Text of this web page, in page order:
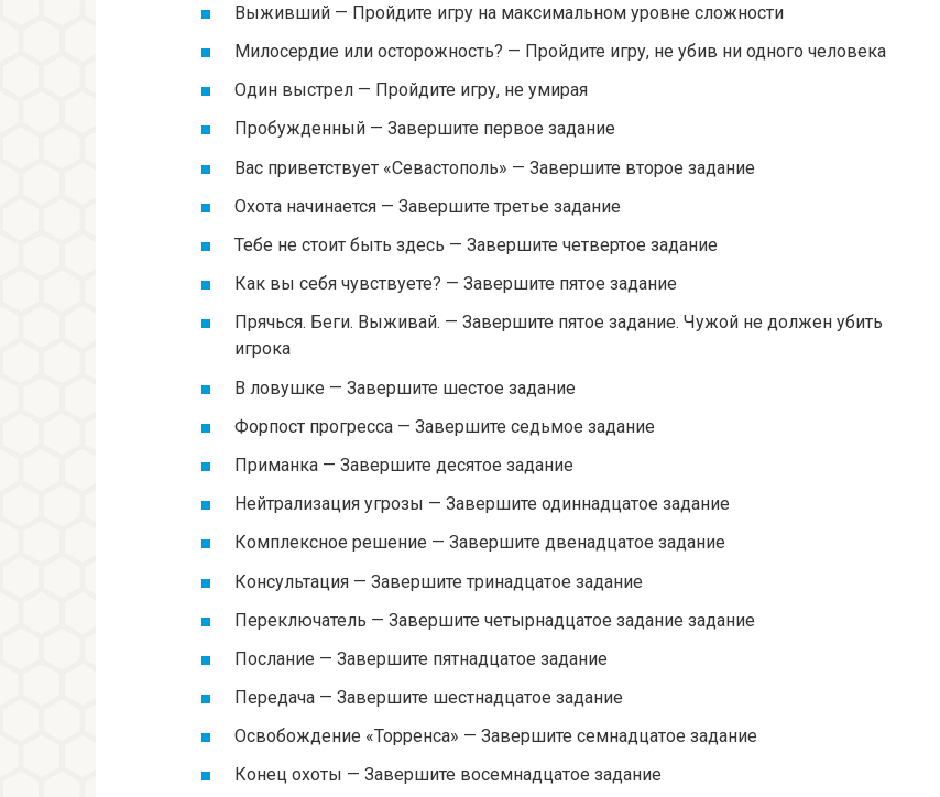
Выживший — Пройдите игру на максимальном уровне сложности
Милосердие или осторожность? — Пройдите игру, не убив ни одного человека
Один выстрел — Пройдите игру, не умирая
Пробужденный — Завершите первое задание
Вас приветствует «Севастополь» — Завершите второе задание
Охота начинается — Завершите третье задание
Тебе не стоит быть здесь — Завершите четвертое задание
Как вы себя чувствуете? — Завершите пятое задание
Прячься. Беги. Выживай. — Завершите пятое задание. Чужой не должен убить
игрока
В ловушке — Завершите шестое задание
Форпост прогресса — Завершите седьмое задание
Приманка — Завершите десятое задание
Нейтрализация угрозы — Завершите одиннадцатое задание
Комплексное решение — Завершите двенадцатое задание
Консультация — Завершите тринадцатое задание
Переключатель — Завершите четырнадцатое задание задание
Послание — Завершите пятнадцатое задание
Передача — Завершите шестнадцатое задание
Освобождение «Торренса» — Завершите семнадцатое задание
Конец охоты — Завершите восемнадцатое задание